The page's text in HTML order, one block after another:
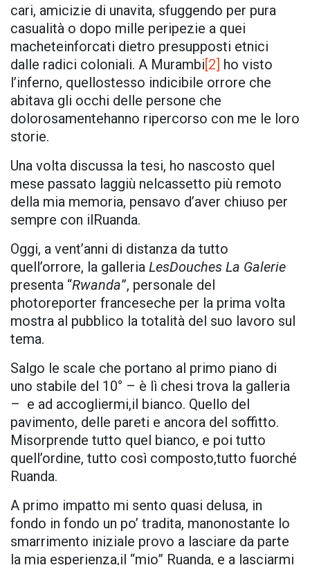
cari, amicizie di unavita, sfuggendo per pura
casualità o dopo mille peripezie a quei
macheteinforcati dietro presupposti etnici
dalle radici coloniali. A Murambi[2] ho visto
l’inferno, quellostesso indicibile orrore che
abitava gli occhi delle persone che
dolorosamentehanno ripercorso con me le loro
storie.
Una volta discussa la tesi, ho nascosto quel
mese passato laggiù nelcassetto più remoto
della mia memoria, pensavo d’aver chiuso per
sempre con ilRuanda.
Oggi, a vent’anni di distanza da tutto
quell’orrore, la galleria LesDouches La Galerie
presenta “Rwanda”, personale del
photoreporter franceseche per la prima volta
mostra al pubblico la totalità del suo lavoro sul
tema.
Salgo le scale che portano al primo piano di
uno stabile del 10° – è lì chesi trova la galleria
– e ad accogliermi,il bianco. Quello del
pavimento, delle pareti e ancora del soffitto.
Misorprende tutto quel bianco, e poi tutto
quell’ordine, tutto così composto,tutto fuorché
Ruanda.
A primo impatto mi sento quasi delusa, in
fondo in fondo un po’ tradita, manonostante lo
smarrimento iniziale provo a lasciare da parte
la mia esperienza,il “mio” Ruanda, e a lasciarmi